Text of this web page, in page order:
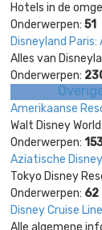
Hotels in de
Onderwerpen: 51
Disneyland
Alles van
Onderwerpen:
Amerikaanse
Walt Disney
Onderwerpen:
Aziatische
Tokyo Disney
Onderwerpen: 62
Disney Cruise Line
Alle algemene